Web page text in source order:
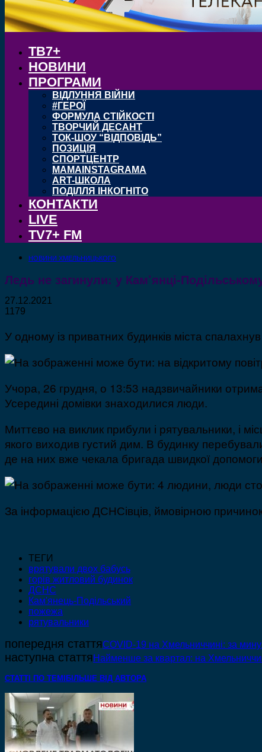
ТВ7+
НОВИНИ
ПРОГРАМИ
ВІДЛУННЯ ВІЙНИ
#ГЕРОЇ
ФОРМУЛА СТІЙКОСТІ
ТВОРЧИЙ ДЕСАНТ
ТОК-ШОУ “ВІДПОВІДЬ”
ПОЗИЦІЯ
СПОРТЦЕНТР
MAMAINSTAGRAMA
ART-ШКОЛА
ПОДІЛЛЯ ІНКОГНІТО
КОНТАКТИ
LIVE
TV7+ FM
НОВИНИ ХМЕЛЬНИЦЬКОГО
Ледь не загинули: у Кам’янці-
27.12.2021
1179
У одному із приватних будинків міста
Учора, 26 грудня, о 13:53 надзвичайники
Усередині домівки знаходилися люди.
Миттєво на виклик прибули і рятувальники, і
якого виходив густий дим. В будинку
де на них вже чекала бригада швидкої
За інформацією ДСНСівців, ймовірною
ТЕГИ
врятували двох бабусь
горів житловий будинок
ДСНС
Кам'янець-Подільський
пожежа
рятувальники
попередня статтяCOVID-19 на Хмельниччині: за
наступна статтяНайменше за квартал: на
СТАТТІ ПО ТЕМІ БІЛЬШЕ ВІД АВТОРА